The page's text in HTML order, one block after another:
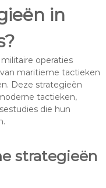
in
operaties
maritieme tactieken
Deze strategieën
tactieken,
die hun
strategieën